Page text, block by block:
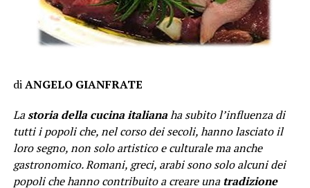
diANGELO GIANFRATE
Lastoria della cucina italianaha subito l’influenza di
tutti i popoli che, nel corso dei secoli, hanno lasciato il
loro segno, non solo artistico e culturale ma anche
gastronomico. Romani, greci, arabi sono solo alcuni dei
popoli che hanno contribuito a creare unatradizione